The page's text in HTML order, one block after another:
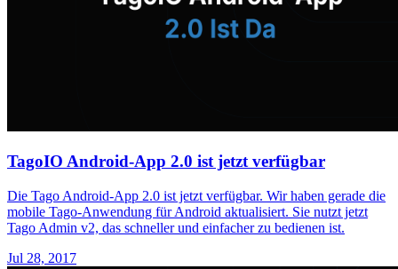
TagoIO Android-App 2.0 ist jetzt verfügbar
Die Tago Android-App 2.0 ist jetzt verfügbar. Wir haben gerade die
mobile Tago-Anwendung für Android aktualisiert. Sie nutzt jetzt
Tago Admin v2, das schneller und einfacher zu bedienen ist.
Jul 28, 2017